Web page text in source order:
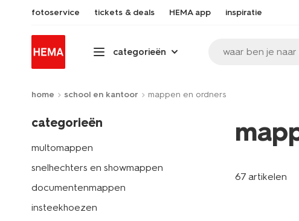
fotoservice tickets & deals HEMA app inspiratie
categorieën waar ben je
home school en kantoor mappen en ordners
categorieën
multomappen
snelhechters en showmappen
documentenmappen
insteekhoezen
67 artikelen